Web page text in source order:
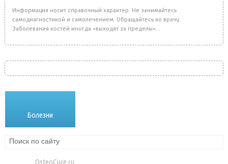
Информация носит справочный характер. Не занимайтесь
самодиагностикой и самолечением. Обращайтесь ко врачу.
Заболевания костей иногда «выходят за пределы»...
Болезни
OsteoCure.ru